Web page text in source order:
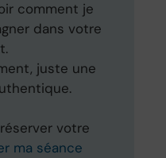
comment je
dans votre
juste une
votre
ma séance